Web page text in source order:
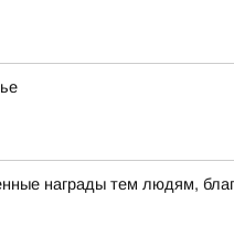
награды тем людям,